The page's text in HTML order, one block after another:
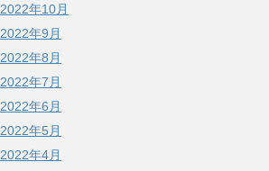
2022年10月
2022年9月
2022年8月
2022年7月
2022年6月
2022年5月
2022年4月